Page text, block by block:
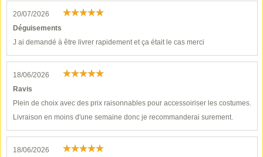
20/07/2026
Déguisements
J ai demandé à être livrer rapidement et ça était le cas merci
18/06/2026
Ravis
Plein de choix avec des prix raisonnables pour accessoiriser les costumes.
Livraison en moins d'une semaine donc je recommanderai surement.
18/06/2026